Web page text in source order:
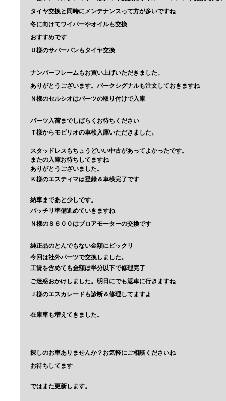
タイヤ交換と同時にメンテナンスって方が多いですね
冬に向けてワイパーやオイルも交換
おすすめです
Ｕ様のサバーバンもタイヤ交換
ナンバーフレームもお買い上げいただきました。
ありがとうございます。パークシグナルも注文しておきますね
Ｎ様のセルシオはパーツの取り付けで入庫
パーツ入荷までしばらくお待ちください
Ｔ様からモビリオの車検入庫いただきました。
スタッドレスもちょうどいい中古があってよかったです。
またの入庫お待ちしてますね
ありがとうございました。
Ｋ様のエスティマは登録＆車検完了です
納車まであと少しです。
バッチリ準備進めていきますね
Ｎ様のＳ６００はブロアモーターの交換です
純正品のとんでもない金額にビックリ
今回は社外パーツで交換しました。
工賃を含めても金額は半分以下で修理完了
ご迷惑おかけしました。明日にでも返車に行きますね
Ｊ様のエスカレードも診断＆修理してますよ
在庫車も増えてきました。
探しのお車ありませんか？お気軽にご相談くださいね
お待ちしてます
ではまた更新します。